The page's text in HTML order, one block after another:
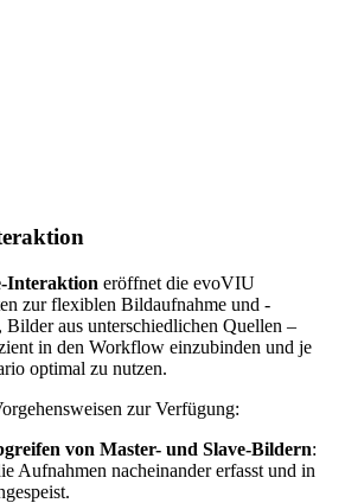
Interaktion eröffnet die evoVIU
zur flexiblen Bildaufnahme und -
Bilder aus unterschiedlichen Quellen –
in den Workflow einzubinden und je
optimal zu nutzen.
zur Verfügung:
von Master- und Slave-Bildern:
Aufnahmen nacheinander erfasst und in